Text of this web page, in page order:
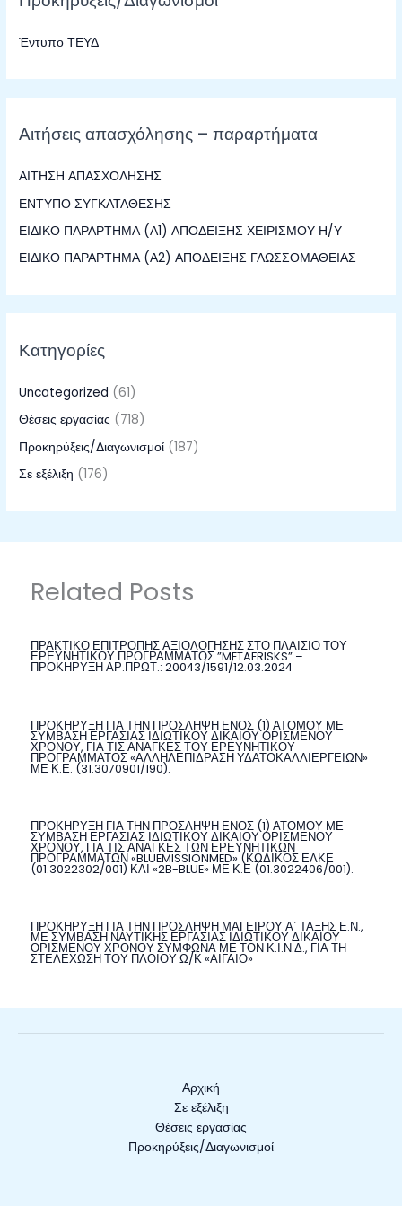
η
η
ι
α
Έντυπο ΤΕΥΔ
Αιτήσεις απασχόλησης – παραρτήματα
ΑΙΤΗΣΗ ΑΠΑΣΧΟΛΗΣΗΣ
ΕΝΤΥΠΟ ΣΥΓΚΑΤΑΘΕΣΗΣ
ΕΙΔΙΚΟ ΠΑΡΑΡΤΗΜΑ (Α1) ΑΠΟΔΕΙΞΗΣ ΧΕΙΡΙΣΜΟΥ Η/Υ
ΕΙΔΙΚΟ ΠΑΡΑΡΤΗΜΑ (Α2) ΑΠΟΔΕΙΞΗΣ ΓΛΩΣΣΟΜΑΘΕΙΑΣ
Κατηγορίες
Uncategorized (61)
Θέσεις εργασίας (718)
Προκηρύξεις/Διαγωνισμοί (187)
Σε εξέλιξη (176)
Related Posts
ΠΡΑΚΤΙΚΟ ΕΠΙΤΡΟΠΗΣ ΑΞΙΟΛΟΓΗΣΗΣ ΣΤΟ ΠΛΑΙΣΙΟ ΤΟΥ
ΕΡΕΥΝΗΤΙΚΟΥ ΠΡΟΓΡΑΜΜΑΤΟΣ ”METAFRISKS” –
ΠΡΟΚΗΡΥΞΗ ΑΡ.ΠΡΩΤ.: 20043/1591/12.03.2024
ΠΡΟΚΗΡΥΞΗ ΓΙΑ ΤΗΝ ΠΡΟΣΛΗΨΗ ΕΝΟΣ (1) ΑΤΟΜΟΥ ΜΕ
ΣΥΜΒΑΣΗ ΕΡΓΑΣΙΑΣ ΙΔΙΩΤΙΚΟΥ ΔΙΚΑΙΟΥ ΟΡΙΣΜΕΝΟΥ
ΧΡΟΝΟΥ, ΓΙΑ ΤΙΣ ΑΝΑΓΚΕΣ ΤΟΥ ΕΡΕΥΝΗΤΙΚΟΥ
ΠΡΟΓΡΑΜΜΑΤΟΣ «ΑΛΛΗΛΕΠΙΔΡΑΣΗ ΥΔΑΤΟΚΑΛΛΙΕΡΓΕΙΩΝ»
ΜΕ Κ.Ε. (31.3070901/190).
ΠΡΟΚΗΡΥΞΗ ΓΙΑ ΤΗΝ ΠΡΟΣΛΗΨΗ ΕΝΟΣ (1) ΑΤΟΜΟΥ ΜΕ
ΣΥΜΒΑΣΗ ΕΡΓΑΣΙΑΣ ΙΔΙΩΤΙΚΟΥ ΔΙΚΑΙΟΥ ΟΡΙΣΜΕΝΟΥ
ΧΡΟΝΟΥ, ΓΙΑ ΤΙΣ ΑΝΑΓΚΕΣ ΤΩΝ ΕΡΕΥΝΗΤΙΚΩΝ
ΠΡΟΓΡΑΜΜΑΤΩΝ «BLUEMISSIONMED» (ΚΩΔΙΚΟΣ ΕΛΚΕ
(01.3022302/001) ΚΑΙ «2B-BLUE» ΜΕ Κ.Ε (01.3022406/001).
ΠΡΟΚΗΡΥΞΗ ΓΙΑ ΤΗΝ ΠΡΟΣΛΗΨΗ ΜΑΓΕΙΡΟΥ Α΄ ΤΑΞΗΣ Ε.Ν.,
ΜΕ ΣΥΜΒΑΣΗ ΝΑΥΤΙΚΗΣ ΕΡΓΑΣΙΑΣ ΙΔΙΩΤΙΚΟΥ ΔΙΚΑΙΟΥ
ΟΡΙΣΜΕΝΟΥ ΧΡΟΝΟΥ ΣΥΜΦΩΝΑ ΜΕ ΤΟΝ Κ.Ι.Ν.Δ., ΓΙΑ ΤΗ
ΣΤΕΛΕΧΩΣΗ ΤΟΥ ΠΛΟΙΟΥ Ω/Κ «ΑΙΓΑΙΟ»
Αρχική
Σε εξέλιξη
Θέσεις εργασίας
Προκηρύξεις/Διαγωνισμοί